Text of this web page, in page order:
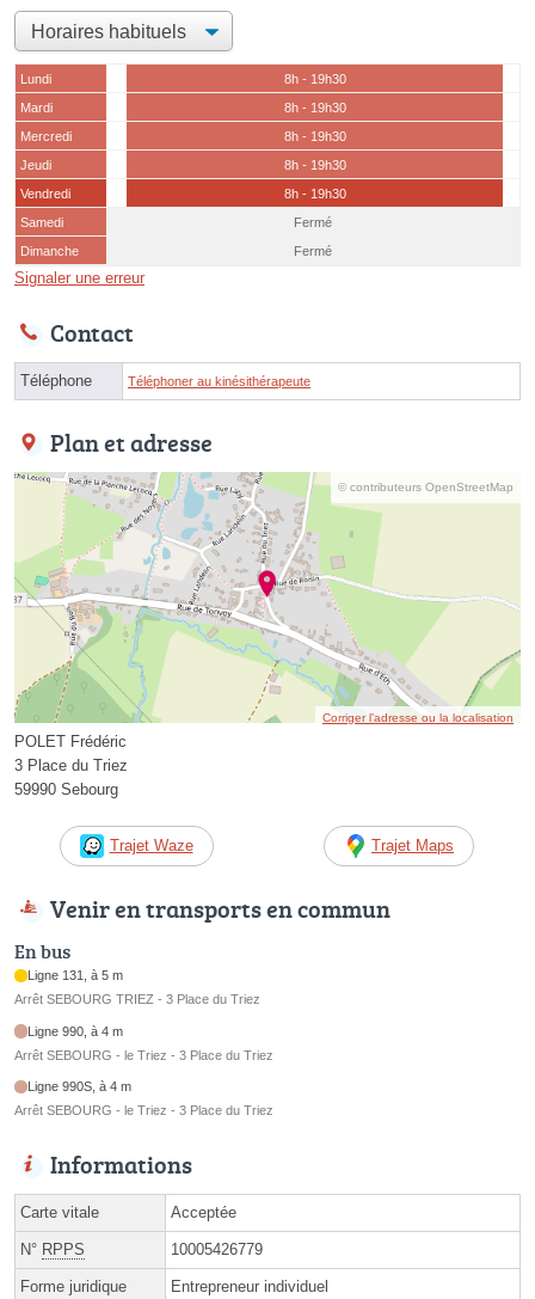
Lundi
8h - 19h30
Mardi
8h - 19h30
Mercredi
8h - 19h30
Jeudi
8h - 19h30
Vendredi
8h - 19h30
Samedi
Fermé
Dimanche
Fermé
Signaler une erreur
Contact
Téléphone Téléphoner au kinésithérapeute
Plan et adresse
© contributeurs OpenStreetMap
Corriger l’adresse ou la localisation
POLET Frédéric
3 Place du Triez
59990 Sebourg
Trajet Waze Trajet Maps
Venir en transports en commun
En bus
Ligne 131, à 5 m
Arrêt SEBOURG TRIEZ - 3 Place du Triez
Ligne 990, à 4 m
Arrêt SEBOURG - le Triez - 3 Place du Triez
Ligne 990S, à 4 m
Arrêt SEBOURG - le Triez - 3 Place du Triez
Informations
Carte vitale Acceptée
N° RPPS 10005426779
Forme juridique Entrepreneur individuel